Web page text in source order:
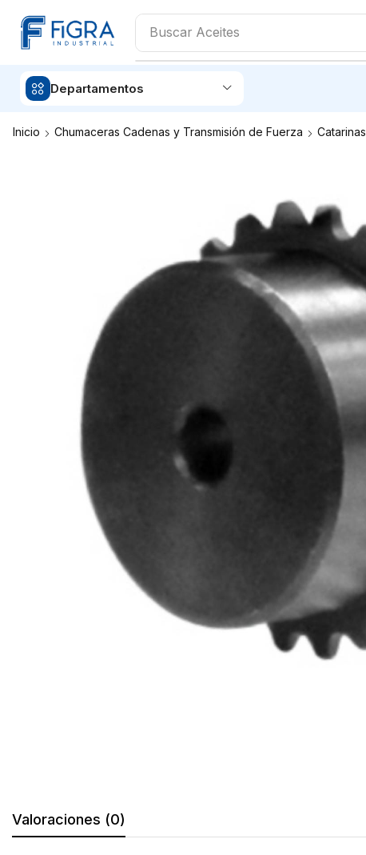
Buscar Abrasivos
Departamentos
Inicio Chumaceras Cadenas y Transmisión de Fuerza Catarinas
Valoraciones (0)